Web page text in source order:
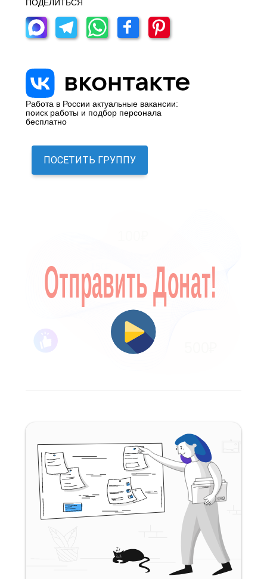
ПОДЕЛИТЬСЯ
Работа в России актуальные вакансии:
поиск работы и подбор персонала
бесплатно
ПОСЕТИТЬ ГРУППУ